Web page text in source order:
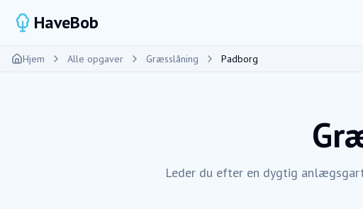
HaveBob
Hjem Alle opgaver Græsslåning Padborg
Leder du efter en dygtig